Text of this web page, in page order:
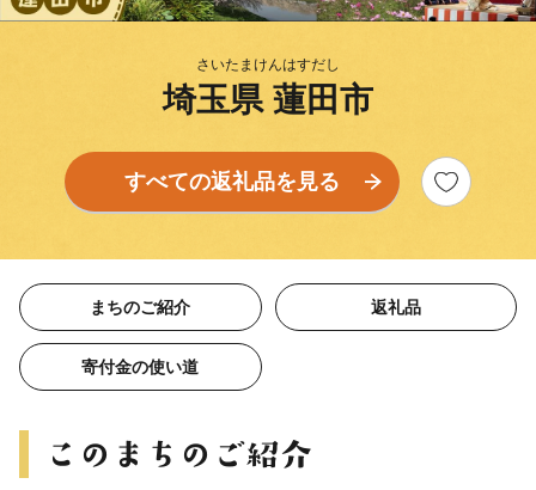
さいたまけんはすだし
埼玉県 蓮田市
すべての返礼品を見る
まちのご紹介 返礼品
寄付金の使い道